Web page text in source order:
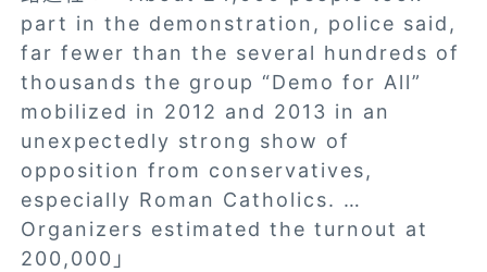
part in the demonstration, police said,
far fewer than the several hundreds of
thousands the group “Demo for All”
mobilized in 2012 and 2013 in an
unexpectedly strong show of
opposition from conservatives,
especially Roman Catholics. …
Organizers estimated the turnout at
200,000」